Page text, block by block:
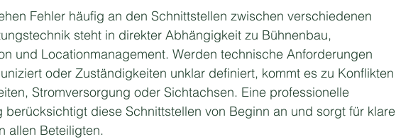
Fehler häufig an den Schnittstellen zwischen verschiedenen
steht in direkter Abhängigkeit zu Bühnenbau,
und Locationmanagement. Werden technische Anforderungen
oder Zuständigkeiten unklar definiert, kommt es zu Konflikten
Stromversorgung oder Sichtachsen. Eine professionelle
berücksichtigt diese Schnittstellen von Beginn an und sorgt für klare
allen Beteiligten.